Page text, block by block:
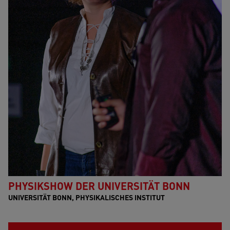
PHYSIKSHOW DER UNIVERSITÄT BONN
UNIVERSITÄT BONN, PHYSIKALISCHES INSTITUT